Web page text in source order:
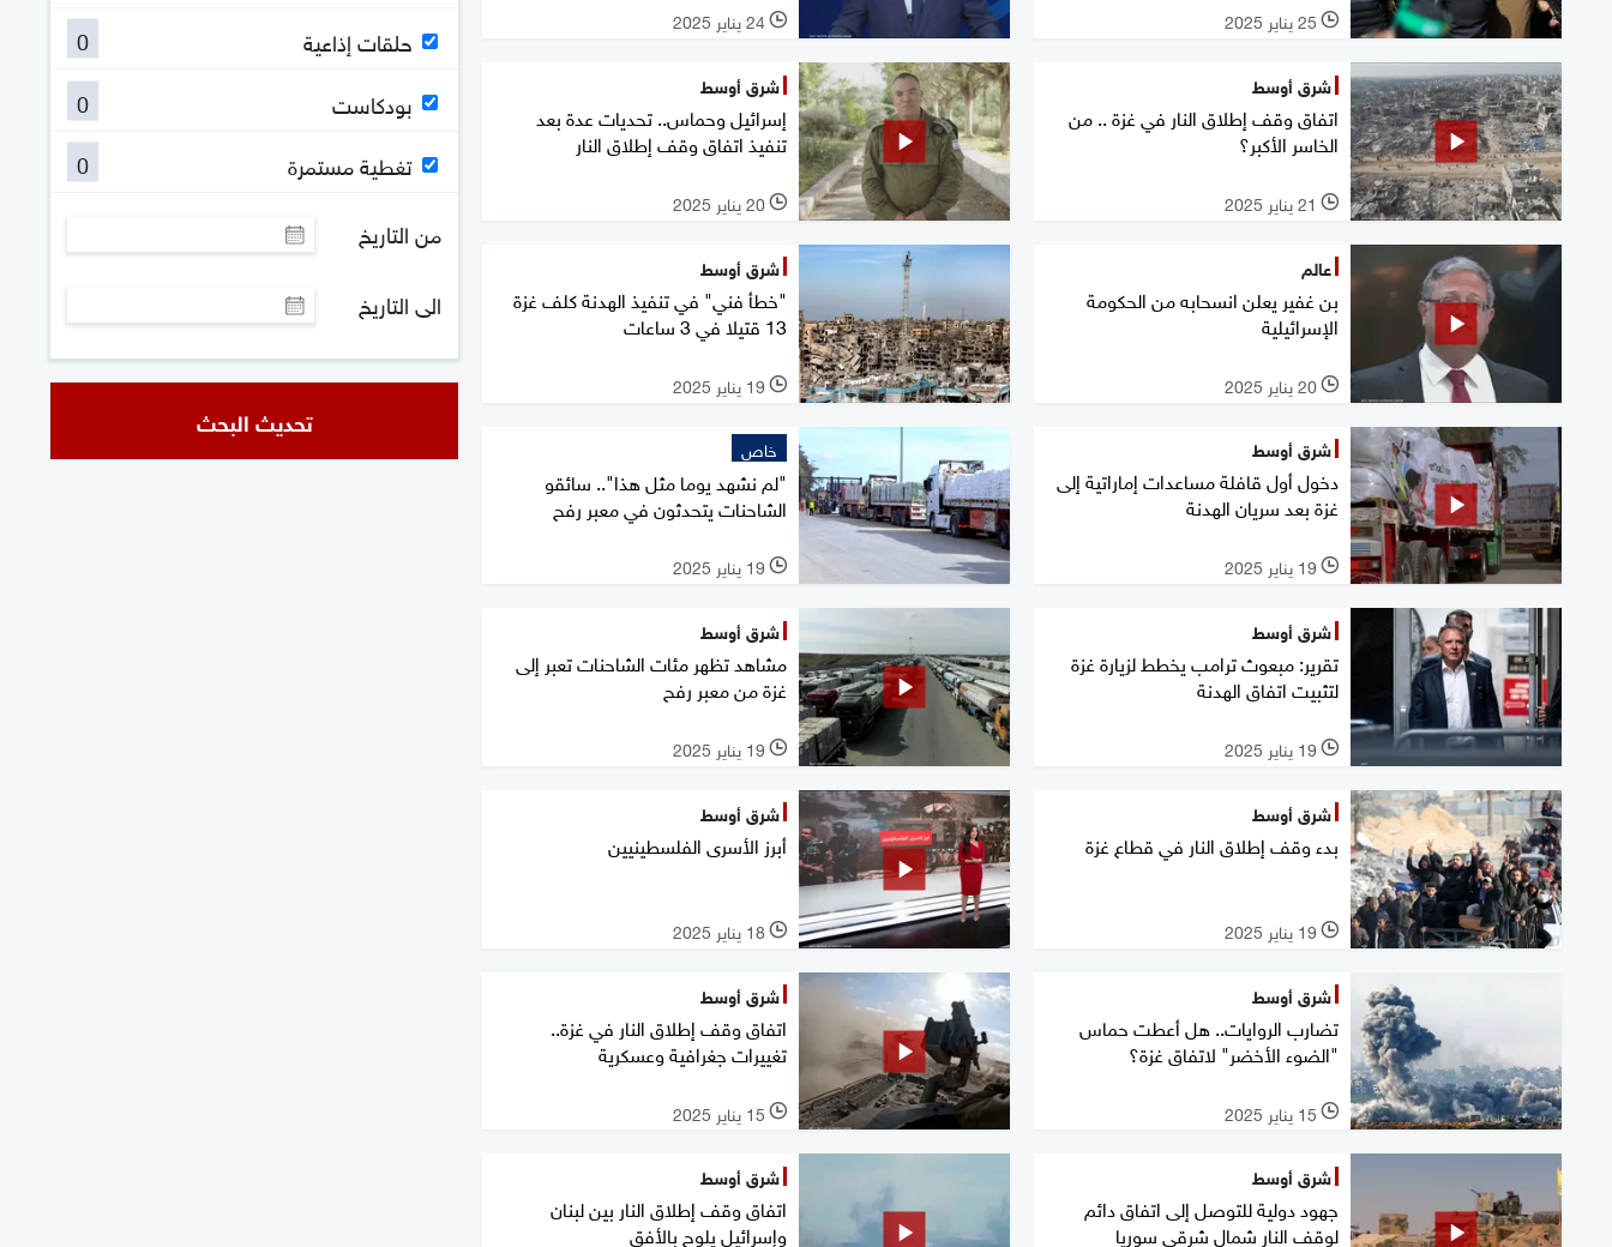
l 25 يناير 2025 l 24 يناير 2025
شرق أوسط
اتفاق وقف إطلاق النار في غزة .. من
الخاسر الأكبر؟
l 21 يناير 2025
شرق أوسط
إسرائيل وحماس.. تحديات عدة بعد
تنفيذ اتفاق وقف إطلاق النار
l 20 يناير 2025
عالم
بن غفير يعلن انسحابه من الحكومة
الإسرائيلية
l 20 يناير 2025
شرق أوسط
"خطأ فني" في تنفيذ الهدنة كلف غزة
13 قتيلا في 3 ساعات
l 19 يناير 2025
شرق أوسط
دخول أول قافلة مساعدات إماراتية إلى
غزة بعد سريان الهدنة
l 19 يناير 2025
خاص
"لم نشهد يوما مثل هذا".. سائقو
الشاحنات يتحدثون في معبر رفح
l 19 يناير 2025
شرق أوسط
تقرير: مبعوث ترامب يخطط لزيارة غزة
لتثبيت اتفاق الهدنة
l 19 يناير 2025
شرق أوسط
مشاهد تظهر مئات الشاحنات تعبر إلى
غزة من معبر رفح
l 19 يناير 2025
شرق أوسط
بدء وقف إطلاق النار في قطاع غزة
l 19 يناير 2025
شرق أوسط
أبرز الأسرى الفلسطينيين
l 18 يناير 2025
شرق أوسط
تضارب الروايات.. هل أعطت حماس
"الضوء الأخضر" لاتفاق غزة؟
l 15 يناير 2025
شرق أوسط
اتفاق وقف إطلاق النار في غزة..
تغييرات جغرافية وعسكرية
l 15 يناير 2025
شرق أوسط
جهود دولية للتوصل إلى اتفاق دائم
لوقف النار شمال شرقي سوريا
شرق أوسط
اتفاق وقف إطلاق النار بين لبنان
وإسرائيل يلوح بالأفق
حلقات إذاعية
0
بودكاست
0
تغطية مستمرة
0
من التاريخ
الى التاريخ
تحديث البحث